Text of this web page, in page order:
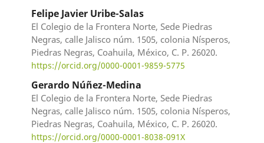
Felipe Javier Uribe-Salas
El Colegio de la Frontera Norte, Sede Piedras
Negras, calle Jalisco núm. 1505, colonia Nísperos,
Piedras Negras, Coahuila, México, C. P. 26020.
https://orcid.org/0000-0001-9859-5775
Gerardo Núñez-Medina
El Colegio de la Frontera Norte, Sede Piedras
Negras, calle Jalisco núm. 1505, colonia Nísperos,
Piedras Negras, Coahuila, México, C. P. 26020.
https://orcid.org/0000-0001-8038-091X